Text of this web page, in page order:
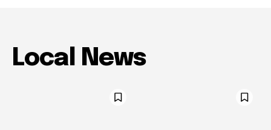
Local News